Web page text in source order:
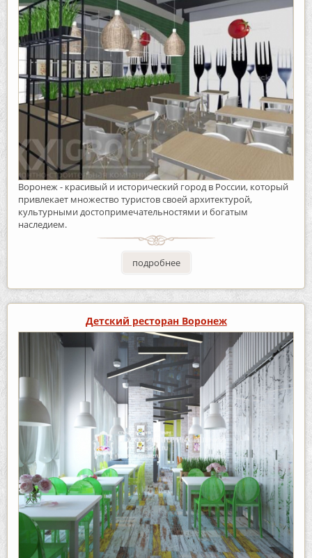
Воронеж - красивый и исторический город в России, который
привлекает множество туристов своей архитектурой,
культурными достопримечательностями и богатым
наследием.
подробнее
Детский ресторан Воронеж